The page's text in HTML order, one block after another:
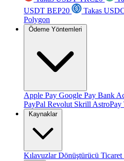
USDT BEP20
Takas
Polygon
Ödeme Yöntemleri
Apple Pay Google Pay Bank
PayPal Revolut Skrill AstroPay
Kaynaklar
KılavuzlarDönüştürücü Ticaret